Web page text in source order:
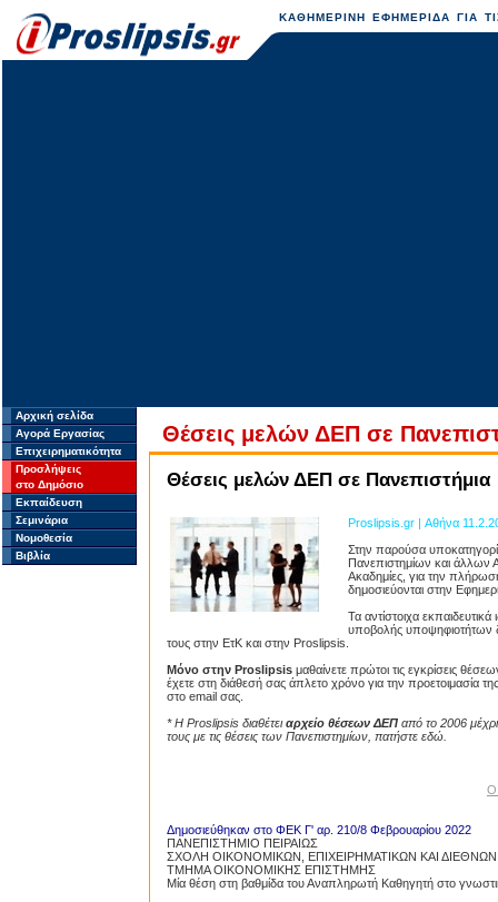
ΚΑΘΗΜΕΡΙΝΗ ΕΦΗΜΕΡΙΔΑ ΓΙΑ
Αρχική σελίδα
Αγορά Εργασίας
Επιχειρηματικότητα
Προσλήψεις
στο Δημόσιο
Εκπαίδευση
Σεμινάρια
Νομοθεσία
Βιβλία
Θέσεις μελών ΔΕΠ σε
Θέσεις μελών ΔΕΠ σε Πανεπιστήμια
Proslipsis.gr | Αθήνα
Στην παρούσα
Πανεπιστημίων και άλλων
Ακαδημίες, για την
δημοσιεύονται στην
Τα αντίστοιχα
υποβολής υποψηφιοτήτων
τους στην ΕτΚ και στην Proslipsis.
Μόνο στην Proslipsis μαθαίνετε πρώτοι τις εγκρίσεις
έχετε στη διάθεσή σας άπλετο χρόνο για την προετοιμασία
στο email σας.
* Η Proslipsis διαθέτειαρχείο θέσεων ΔΕΠ από το 2006
τους με τις θέσεις των Πανεπιστημίων, πατήστε εδώ.
Ο
Δημοσιεύθηκαν στο ΦΕΚ Γ' αρ. 210/8 Φεβρουαρίου 2022
ΠΑΝΕΠΙΣΤΗΜΙΟ ΠΕΙΡΑΙΩΣ
ΣΧΟΛΗ ΟΙΚΟΝΟΜΙΚΩΝ, ΕΠΙΧΕΙΡΗΜΑΤΙΚΩΝ ΚΑΙ
ΤΜΗΜΑ ΟΙΚΟΝΟΜΙΚΗΣ ΕΠΙΣΤΗΜΗΣ
Μία θέση στη βαθμίδα του Αναπληρωτή Καθηγητή στο